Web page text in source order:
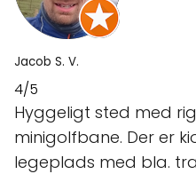
Jacob S. V.
4/5
Hyggeligt sted med
minigolfbane. Der er
legeplads med bla.